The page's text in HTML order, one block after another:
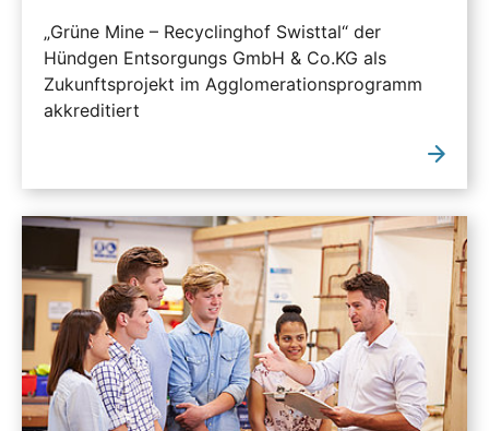
„Grüne Mine – Recyclinghof Swisttal“ der
Hündgen Entsorgungs GmbH & Co.KG als
Zukunftsprojekt im Agglomerationsprogramm
akkreditiert